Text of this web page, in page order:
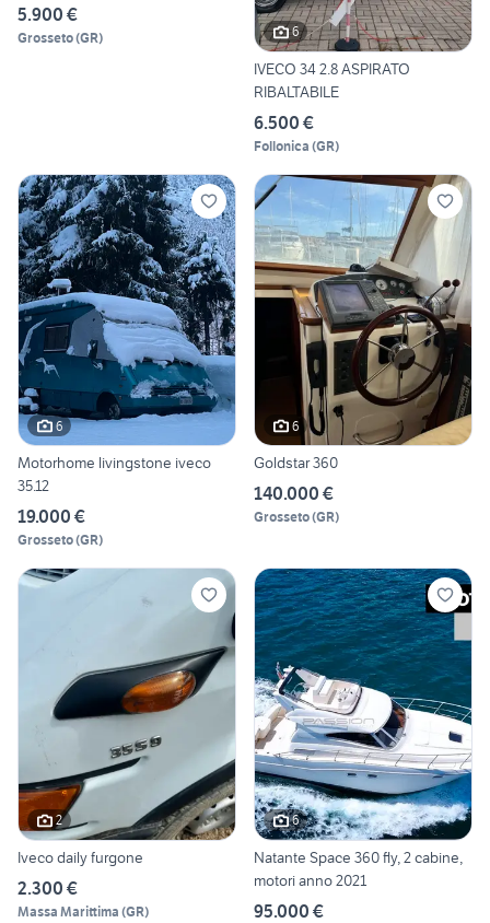
5.900 €
Grosseto(GR) 6
IVECO 34 2.8 ASPIRATO
RIBALTABILE
6.500 €
Follonica (GR)
6
Motorhome livingstone iveco
35.12
19.000 €
Grosseto(GR)
6
Goldstar 360
140.000 €
Grosseto(GR)
2
Iveco daily furgone
2.300 €
Massa Marittima (GR)
6
Natante Space 360 fly, 2 cabine,
motori anno 2021
95.000 €